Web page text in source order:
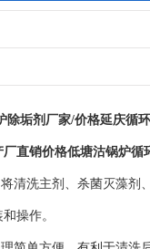
除垢剂厂家/价格延庆循
直销价格低塘沽锅炉循
清洗主剂、杀菌灭藻
操作。